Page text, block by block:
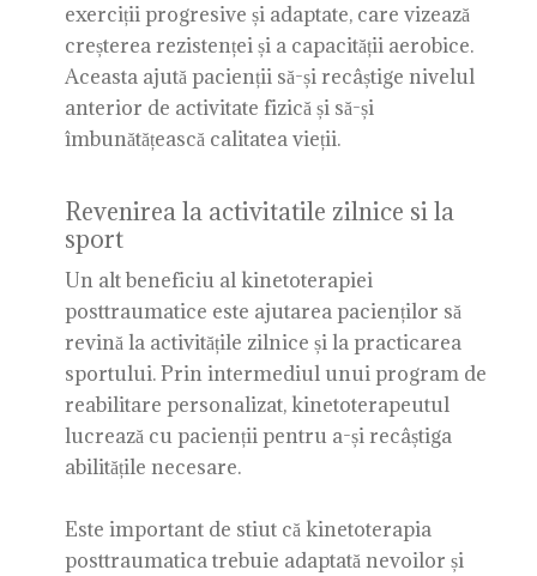
exerciții progresive și adaptate, care vizează
creșterea rezistenței și a capacității aerobice.
Aceasta ajută pacienții să-și recâștige nivelul
anterior de activitate fizică și să-și
îmbunătățească calitatea vieții.
Revenirea la activitatile zilnice si la
sport
Un alt beneficiu al kinetoterapiei
posttraumatice este ajutarea pacienților să
revină la activitățile zilnice și la practicarea
sportului. Prin intermediul unui program de
reabilitare personalizat, kinetoterapeutul
lucrează cu pacienții pentru a-și recâștiga
abilitățile necesare.
Este important de stiut că kinetoterapia
posttraumatica trebuie adaptată nevoilor și